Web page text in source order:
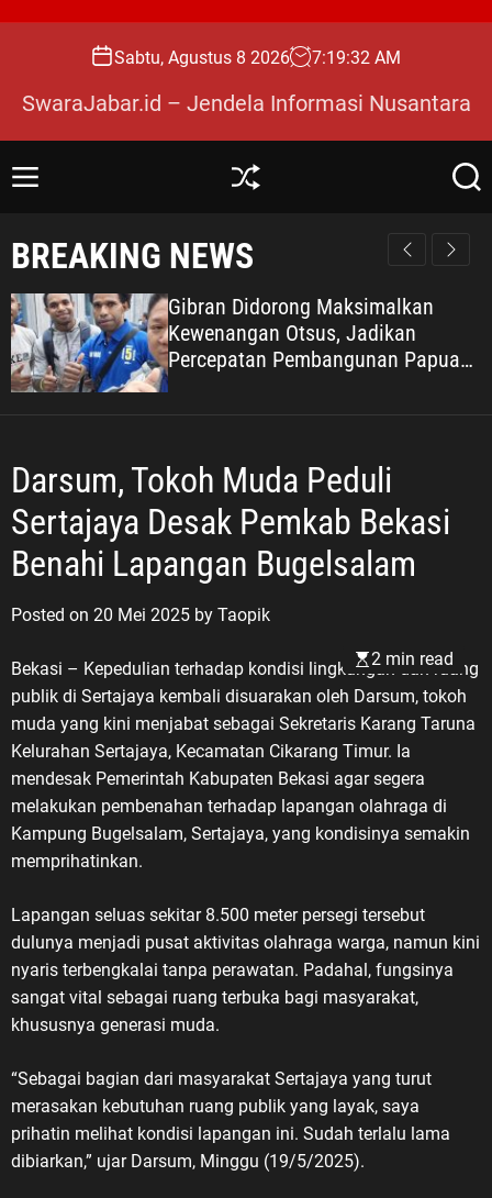
Sabtu, Agustus 8 2026 7:19:33 AM
SwaraJabar.id – Jendela Informasi Nusantara
M
u
S
ff
e
S
r
BREAKING NEWS
Gibran Didorong Maksimalkan
Kewenangan Otsus, Jadikan
Percepatan Pembangunan Papua
Agenda Strategis Nasional
Darsum, Tokoh Muda Peduli
Sertajaya Desak Pemkab Bekasi
Benahi Lapangan Bugelsalam
Posted on 20 Mei 2025 by Taopik
2 min read
Bekasi – Kepedulian terhadap kondisi lingkungan dan ruang
publik di Sertajaya kembali disuarakan oleh Darsum, tokoh
muda yang kini menjabat sebagai Sekretaris Karang Taruna
Kelurahan Sertajaya, Kecamatan Cikarang Timur. Ia
mendesak Pemerintah Kabupaten Bekasi agar segera
melakukan pembenahan terhadap lapangan olahraga di
Kampung Bugelsalam, Sertajaya, yang kondisinya semakin
memprihatinkan.
Lapangan seluas sekitar 8.500 meter persegi tersebut
dulunya menjadi pusat aktivitas olahraga warga, namun kini
nyaris terbengkalai tanpa perawatan. Padahal, fungsinya
sangat vital sebagai ruang terbuka bagi masyarakat,
khususnya generasi muda.
“Sebagai bagian dari masyarakat Sertajaya yang turut
merasakan kebutuhan ruang publik yang layak, saya
prihatin melihat kondisi lapangan ini. Sudah terlalu lama
dibiarkan,” ujar Darsum, Minggu (19/5/2025).